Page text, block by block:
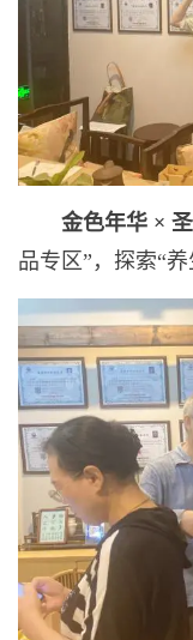
金色年华 ×
品专区”，探索“